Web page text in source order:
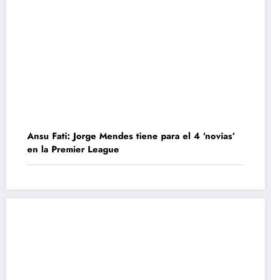
Ansu Fati: Jorge Mendes tiene para el 4 ‘novias’
en la Premier League